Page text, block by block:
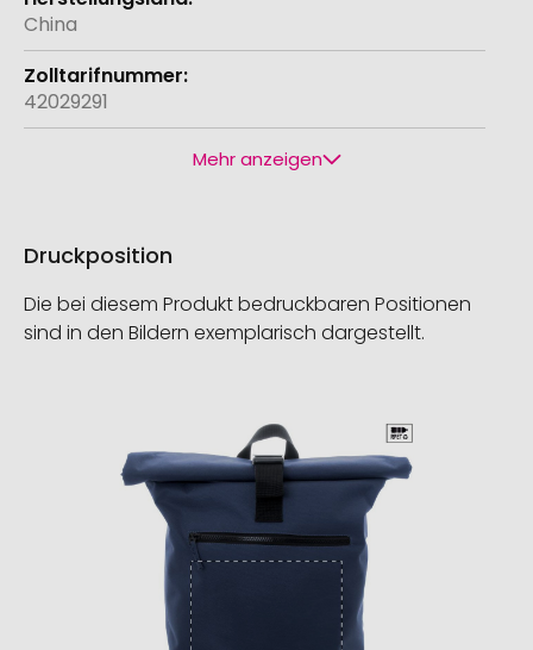
China
42029291
Mehr anzeigen
Druckposition
Die bei diesem Produkt bedruckbaren Positionen
sind in den Bildern exemplarisch dargestellt.